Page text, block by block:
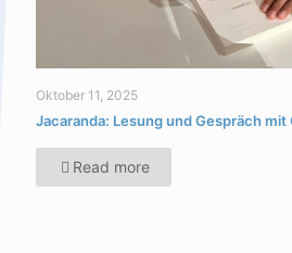
Oktober 11, 2025
Jacaranda: Lesung und Gespräch mit
Read more